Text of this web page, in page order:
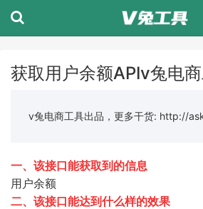
获取用户余额APIv兔电
v兔电商工具出品，更多干货: http://
一、该接口能获取到的信息
用户余额
二、该接口能达到什么样的效果